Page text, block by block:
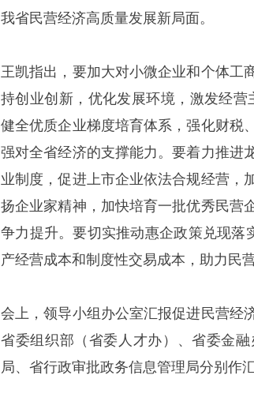
我省民营经济高质量发展新局面。
王凯指出，要加大对小微企业和个体工
持创业创新，优化发展环境，激发经营
健全优质企业梯度培育体系，强化财税
强对全省经济的支撑能力。要着力推进
业制度，促进上市企业依法合规经营，
扬企业家精神，加快培育一批优秀民营
争力提升。要切实推动惠企政策兑现落
产经营成本和制度性交易成本，助力民
会上，领导小组办公室汇报促进民营经
省委组织部（省委人才办）、省委金
局、省行政审批政务信息管理局分别作汇